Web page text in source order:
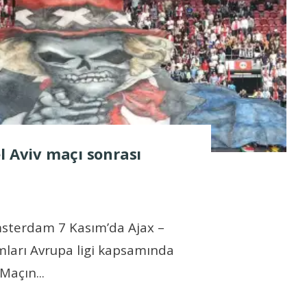
maçı sonrası
7 Kasım’da Ajax –
Avrupa ligi kapsamında
...